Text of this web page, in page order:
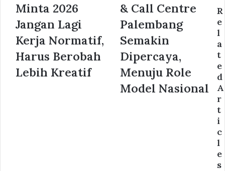
Minta 2026
Jangan Lagi
Kerja Normatif,
Harus Berobah
Lebih Kreatif
& Call Centre
Palembang
Semakin
Dipercaya,
Menuju Role
Model Nasional
R
e
l
a
t
e
d
A
r
t
i
c
l
e
s